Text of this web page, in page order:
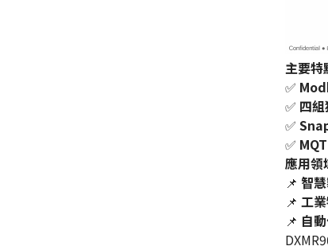
主要特
✅
✅ 四
✅
✅
應用領
📌 智
📌工
📌 自